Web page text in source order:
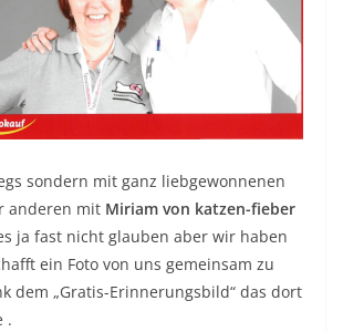
sondern mit ganz liebgewonnenen
anderen mit Miriam von katzen-fieber
ja fast nicht glauben aber wir haben
ein Foto von uns gemeinsam zu
dem „Gratis-Erinnerungsbild“ das dort
.